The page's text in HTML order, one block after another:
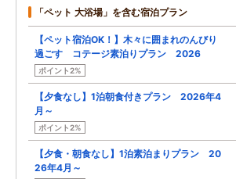
「ペット 大浴場」を含む宿泊プラン
【ペット宿泊OK！】木々に囲まれのんびり
過ごす コテージ素泊りプラン 2026
ポイント2%
【夕食なし】1泊朝食付きプラン 2026年4
月～
ポイント2%
【夕食・朝食なし】1泊素泊まりプラン 20
26年4月～